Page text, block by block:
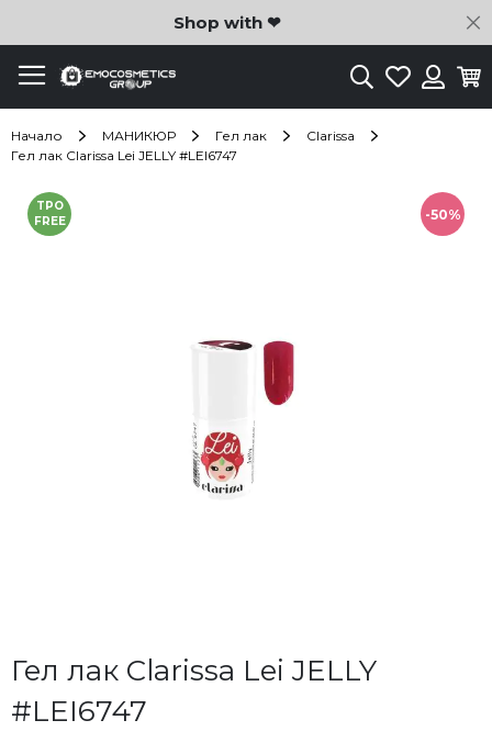
Shop with ❤
ТърсенеЛюбими
Начало МАНИКЮР Гел лак
Clarissa
Гел лак Clarissa Lei JELLY #LEI6747
Гел лак Clarissa Lei JELLY
#LEI6747
-50%
TPO
FREE
Преминете
към
края
Преминете
към
началото
на